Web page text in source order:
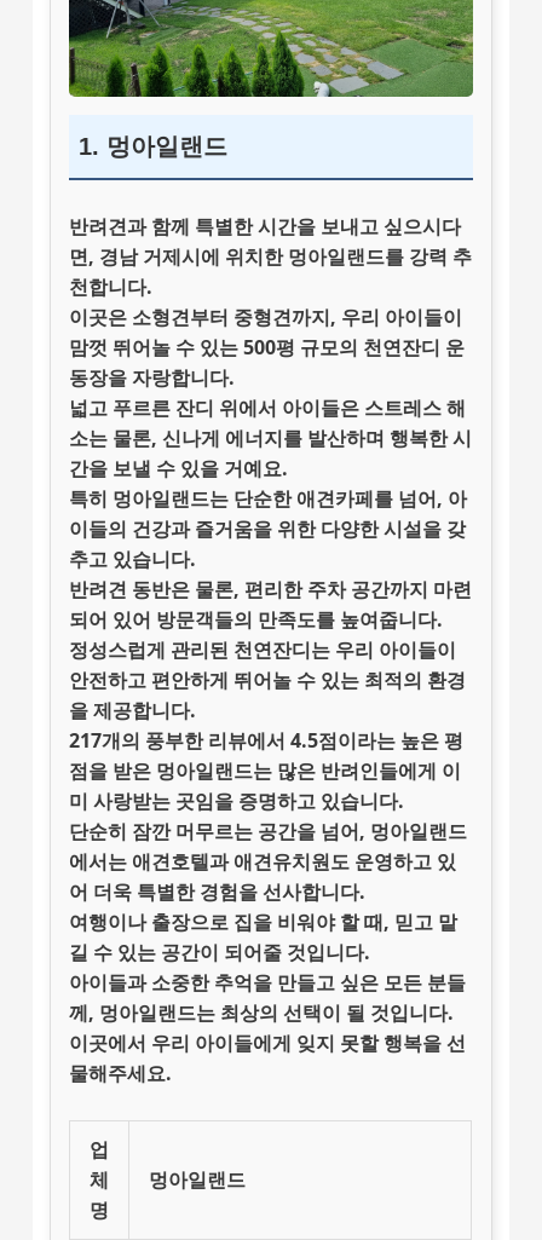
1. 멍아일랜드
반려견과 함께 특별한 시간을 보내고 싶으시다
면, 경남 거제시에 위치한멍아일랜드를 강력 추
천합니다.
이곳은 소형견부터 중형견까지, 우리 아이들이
맘껏 뛰어놀 수 있는500평 규모의 천연잔디 운
동장을 자랑합니다.
넓고 푸르른 잔디 위에서 아이들은 스트레스 해
소는 물론, 신나게 에너지를 발산하며 행복한 시
간을 보낼 수 있을 거예요.
특히 멍아일랜드는 단순한 애견카페를 넘어, 아
이들의 건강과 즐거움을 위한 다양한 시설을 갖
추고 있습니다.
반려견 동반은 물론, 편리한 주차 공간까지 마련
되어 있어 방문객들의 만족도를 높여줍니다.
정성스럽게 관리된 천연잔디는 우리 아이들이
안전하고 편안하게 뛰어놀 수 있는 최적의 환경
을 제공합니다.
217개의 풍부한 리뷰에서4.5점이라는 높은 평
점을 받은 멍아일랜드는 많은 반려인들에게 이
미 사랑받는 곳임을 증명하고 있습니다.
단순히 잠깐 머무르는 공간을 넘어, 멍아일랜드
에서는 애견호텔과애견유치원도 운영하고 있
어 더욱 특별한 경험을 선사합니다.
여행이나 출장으로 집을 비워야 할 때, 믿고 맡
길 수 있는 공간이 되어줄 것입니다.
아이들과 소중한 추억을 만들고 싶은 모든 분들
께, 멍아일랜드는 최상의 선택이 될 것입니다.
이곳에서 우리 아이들에게 잊지 못할 행복을 선
물해주세요.
업
체
명
멍아일랜드